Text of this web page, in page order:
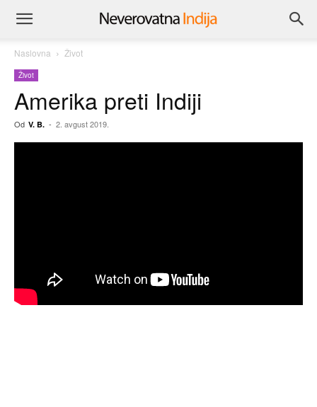
Naslovna Život
Život
Amerika preti Indiji
Od V. B. - 2. avgust 2019.